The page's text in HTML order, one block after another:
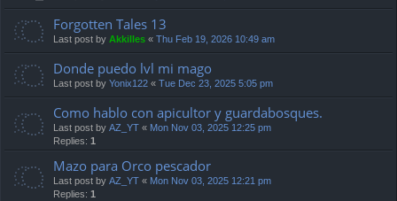
Forgotten Tales 13
Last post by Akkilles « Thu Feb 19, 2026 10:49 am
Donde puedo lvl mi mago
Last post by Yonix122 « Tue Dec 23, 2025 5:05 pm
Como hablo con apicultor y guardabosques.
Last post by AZ_YT « Mon Nov 03, 2025 12:25 pm
Replies: 1
Mazo para Orco pescador
Last post by AZ_YT « Mon Nov 03, 2025 12:21 pm
Replies: 1